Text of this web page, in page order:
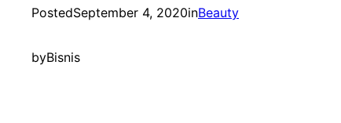
PostedSeptember 4, 2020inBeauty
byBisnis